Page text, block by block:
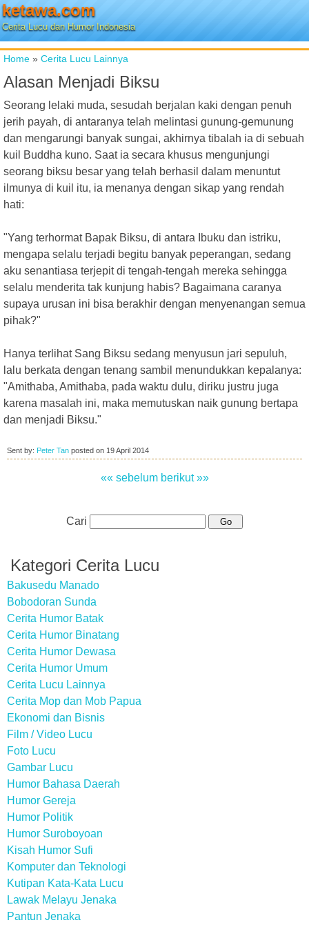
ketawa.com
Cerita Lucu dan Humor Indonesia
Home » Cerita Lucu Lainnya
Alasan Menjadi Biksu
Seorang lelaki muda, sesudah berjalan kaki dengan penuh
jerih payah, di antaranya telah melintasi gunung-gemunung
dan mengarungi banyak sungai, akhirnya tibalah ia di sebuah
kuil Buddha kuno. Saat ia secara khusus mengunjungi
seorang biksu besar yang telah berhasil dalam menuntut
ilmunya di kuil itu, ia menanya dengan sikap yang rendah
hati:
"Yang terhormat Bapak Biksu, di antara Ibuku dan istriku,
mengapa selalu terjadi begitu banyak peperangan, sedang
aku senantiasa terjepit di tengah-tengah mereka sehingga
selalu menderita tak kunjung habis? Bagaimana caranya
supaya urusan ini bisa berakhir dengan menyenangan semua
pihak?"
Hanya terlihat Sang Biksu sedang menyusun jari sepuluh,
lalu berkata dengan tenang sambil menundukkan kepalanya:
"Amithaba, Amithaba, pada waktu dulu, diriku justru juga
karena masalah ini, maka memutuskan naik gunung bertapa
dan menjadi Biksu."
Sent by: Peter Tan posted on 19 April 2014
«« sebelum berikut »»
Cari
Kategori Cerita Lucu
Bakusedu Manado
Bobodoran Sunda
Cerita Humor Batak
Cerita Humor Binatang
Cerita Humor Dewasa
Cerita Humor Umum
Cerita Lucu Lainnya
Cerita Mop dan Mob Papua
Ekonomi dan Bisnis
Film / Video Lucu
Foto Lucu
Gambar Lucu
Humor Bahasa Daerah
Humor Gereja
Humor Politik
Humor Suroboyoan
Kisah Humor Sufi
Komputer dan Teknologi
Kutipan Kata-Kata Lucu
Lawak Melayu Jenaka
Pantun Jenaka